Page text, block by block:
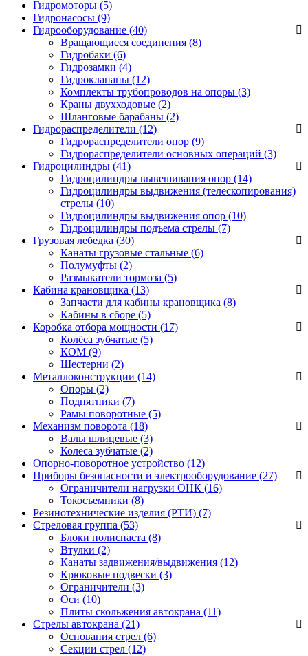
Гидромоторы (5)
Гидронасосы (9)
Гидрооборудование (40)
Вращающиеся соединения (8)
Гидробаки (6)
Гидрозамки (4)
Гидроклапаны (12)
Комплекты трубопроводов на опоры (3)
Краны двухходовые (2)
Шланговые барабаны (2)
Гидрораспределители (12)
Гидрораспределители опор (9)
Гидрораспределители основных операций (3)
Гидроцилиндры (41)
Гидроцилиндры вывешивания опор (14)
Гидроцилиндры выдвижения (телескопирования)
стрелы (10)
Гидроцилиндры выдвижения опор (10)
Гидроцилиндры подъема стрелы (7)
Грузовая лебедка (30)
Канаты грузовые стальные (6)
Полумуфты (2)
Размыкатели тормоза (5)
Кабина крановщика (13)
Запчасти для кабины крановщика (8)
Кабины в сборе (5)
Коробка отбора мощности (17)
Колёса зубчатые (5)
КОМ (9)
Шестерни (2)
Металлоконструкции (14)
Опоры (2)
Подпятники (7)
Рамы поворотные (5)
Механизм поворота (18)
Валы шлицевые (3)
Колеса зубчатые (2)
Опорно-поворотное устройство (12)
Приборы безопасности и электрооборудование (27)
Ограничители нагрузки ОНК (16)
Токосъемники (8)
Резинотехнические изделия (РТИ) (7)
Стреловая группа (53)
Блоки полиспаста (8)
Втулки (2)
Канаты задвижения/выдвижения (12)
Крюковые подвески (3)
Ограничители (3)
Оси (10)
Плиты скольжения автокрана (11)
Стрелы автокрана (21)
Основания стрел (6)
Секции стрел (12)